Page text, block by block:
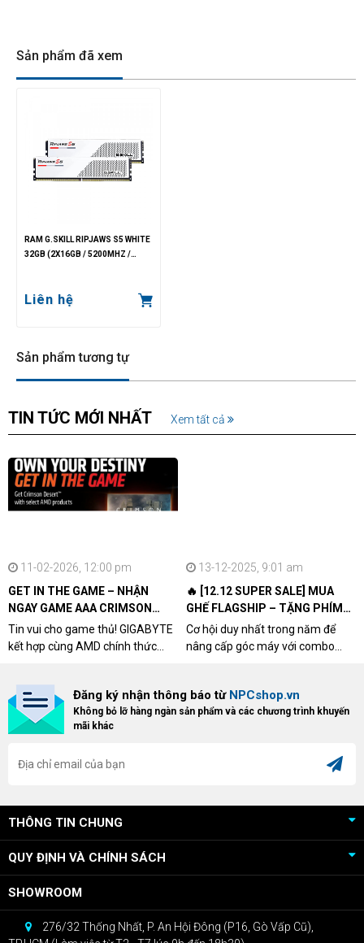
Sản phẩm đã xem
RAM G.SKILL RIPJAWS S5 WHITE
32GB (2X16GB / 5200MHZ /
Liên hệ
Sản phẩm tương tự
TIN TỨC MỚI NHẤT Xem tất cả
11-02-2026, 12:00 pm
GET IN THE GAME – NHẬN
NGAY GAME AAA CRIMSON
DESERT CÙNG GIGABYTE &
AMD
Tin vui cho game thủ! GIGABYTE
kết hợp cùng AMD chính thức
khách hàng sở hữu VGA Radeon
RX 9070 / RX 9070 XT.
13-12-2025, 9:01 am
🔥 [12.12 SUPER SALE] MUA
GHẾ FLAGSHIP – TẶNG PHÍM
CƠ XỊN
Cơ hội duy nhất trong năm để
nâng cấp góc máy với combo
dòng ghế Gaming cao cấp nhất,
bạn sẽ nhận ngay quà tặng trị giá
Đăng ký nhận thông báo từ NPCshop.vn
Không bỏ lỡ hàng ngàn sản phẩm và các chương trình khuyến
mãi khác
THÔNG TIN CHUNG
QUY ĐỊNH VÀ CHÍNH SÁCH
SHOWROOM
276/32 Thống Nhất, P. An Hội Đông (P16, Gò Vấp Cũ),